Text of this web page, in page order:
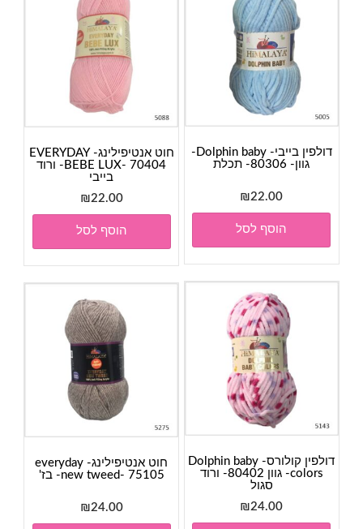
דולפין בייבי- Dolphin baby-
גוון- 80306- תכלת
₪22.00
הוסף לסל
חוט אנטיפילינג- EVERYDAY
BEBE LUX- 70404- ורוד
בייבי
₪22.00
הוסף לסל
דולפין קולורס- Dolphin baby
colors- גוון 80402- ורוד
סגול
₪24.00
חוט אנטיפילינג- everyday
new tweed- 75105- בז'
₪24.00